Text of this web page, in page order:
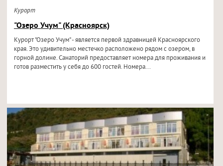
Курорт
"Озеро Учум" (Красноярск)
Курорт "Озеро Учум" - является первой здравницей Красноярского
края. Это удивительно местечко расположено рядом с озером, в
горной долине. Санаторий предоставляет номера для проживания и
готов разместить у себя до 600 гостей. Номера...